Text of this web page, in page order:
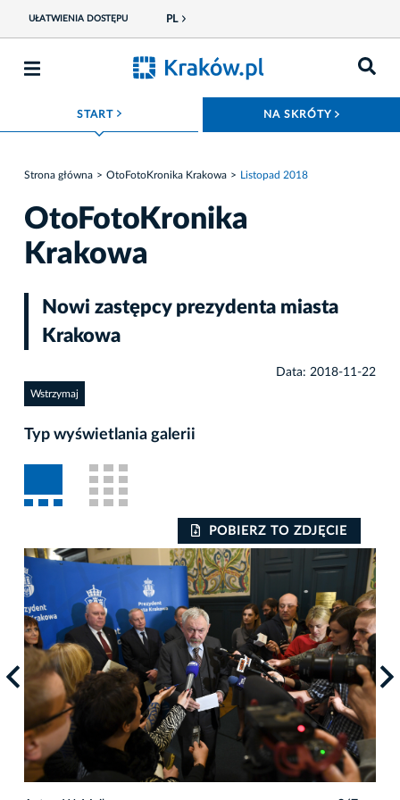
UŁATWIENIA DOSTĘPU PL
START ROZWIŃ MENU NA SKRÓTY
Strona główna OtoFotoKronika Krakowa Listopad 2018
OtoFotoKronika
Krakowa
Nowi zastępcy prezydenta miasta
Krakowa
Data: 2018-11-22
Wstrzymaj
Typ wyświetlania galerii
POBIERZ TO ZDJĘCIE